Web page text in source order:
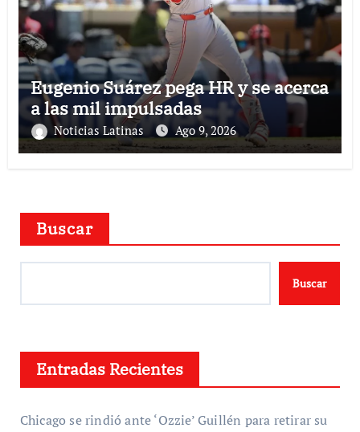
Eugenio Suárez pega HR y se acerca
a las mil impulsadas
Noticias Latinas Ago 9, 2026
Buscar
Buscar
Entradas Recientes
Chicago se rindió ante ‘Ozzie’ Guillén para retirar su